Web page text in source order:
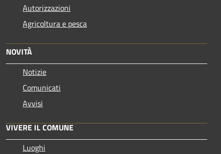
Autorizzazioni
Agricoltura e pesca
NOVITÀ
Notizie
Comunicati
Avvisi
VIVERE IL COMUNE
Luoghi